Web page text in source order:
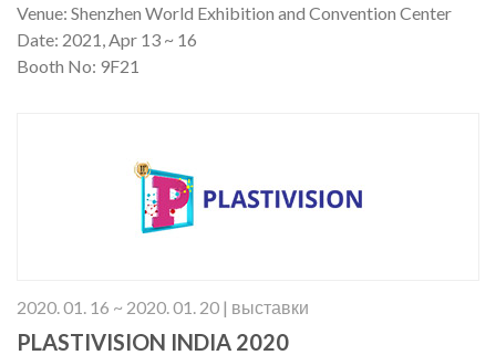
Venue: Shenzhen World Exhibition and Convention Center
Date: 2021, Apr 13 ~ 16
Booth No: 9F21
2020. 01. 16 ~ 2020. 01. 20 | выставки
PLASTIVISION INDIA 2020